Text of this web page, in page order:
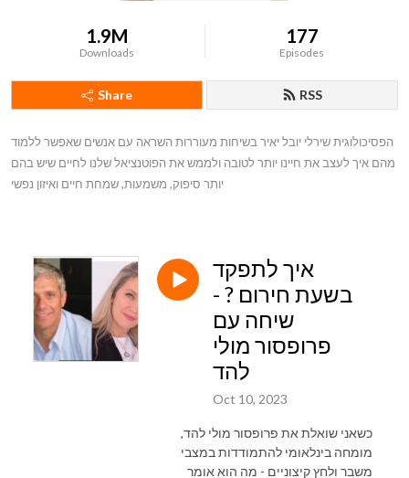
1.9M
Downloads
177
Episodes
Share RSS
הפסיכולוגית שירלי יובל יאיר בשיחות מעוררות השראה עם אנשים שאפשר ללמוד
מהם איך לעצב את חיינו יותר לטובה ולממש את הפוטנציאל שלנו לחיים שיש בהם
יותר סיפוק, משמעות, שמחת חיים ואיזון נפשי
איך לתפקד
בשעת חירום ? -
שיחה עם
פרופסור מולי
להד
Oct 10, 2023
כשאני שואלת את פרופסור מולי להד,
מומחה בינלאומי להתמודדות במצבי
משבר ולחץ קיצוניים - מה הוא אומר